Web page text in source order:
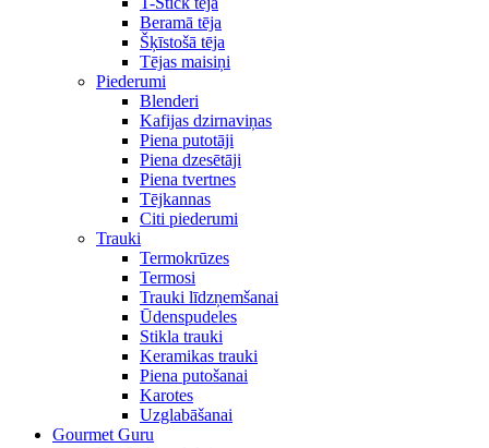
Beramā tēja
Šķīstošā tēja
Tējas maisiņi
Piederumi
Blenderi
Kafijas dzirnaviņas
Piena putotāji
Piena dzesētāji
Piena tvertnes
Tējkannas
Citi piederumi
Trauki
Termokrūzes
Termosi
Trauki līdzņemšanai
Ūdenspudeles
Stikla trauki
Keramikas trauki
Piena putošanai
Karotes
Uzglabāšanai
Gourmet Guru